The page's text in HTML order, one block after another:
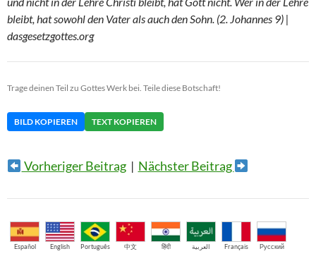
bleibt, hat sowohl den Vater als auch den Sohn. (2. Johannes 9) |
dasgesetzgottes.org
Trage deinen Teil zu Gottes Werk bei. Teile diese Botschaft!
BILD KOPIEREN TEXT KOPIEREN
Vorheriger Beitrag| Nächster Beitrag
Español English Português 中文 हिंदी العربية Français Русский